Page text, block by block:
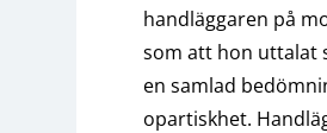
handläggaren på
som att hon uttalat
en samlad
opartiskhet.